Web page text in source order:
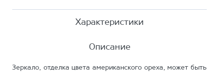
Характеристики
Описание
Зеркало, отделка цвета американского ореха, может быть